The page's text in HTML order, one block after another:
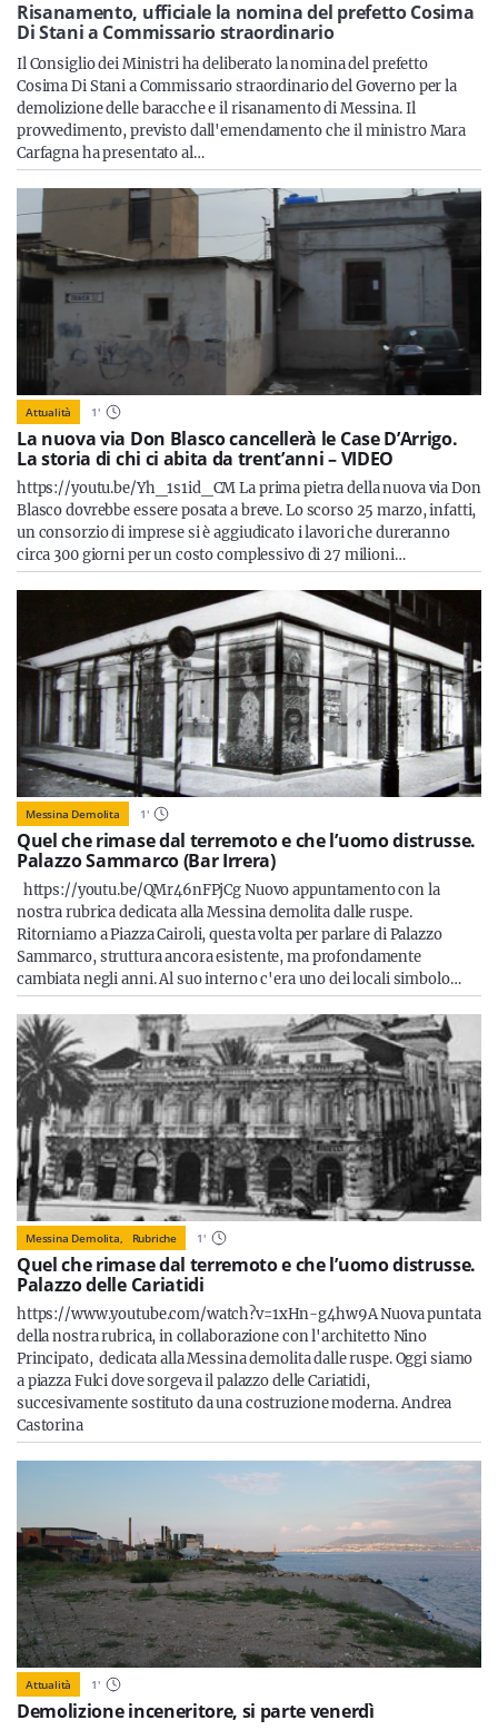
Servizi
Resta sempre aggiornato con le ultime news, iscriviti alla
nostra newsletter
Iscriviti
Risanamento, ufficiale la nomina del prefetto Cosima
Di Stani a Commissario straordinario
Il Consiglio dei Ministri ha deliberato la nomina del prefetto
Cosima Di Stani a Commissario straordinario del Governo per la
demolizione delle baracche e il risanamento di Messina. Il
provvedimento, previsto dall'emendamento che il ministro Mara
Carfagna ha presentato al…
Attualità 1'
La nuova via Don Blasco cancellerà le Case D’Arrigo.
La storia di chi ci abita da trent’anni – VIDEO
https://youtu.be/Yh_1s1id_CM La prima pietra della nuova via Don
Blasco dovrebbe essere posata a breve. Lo scorso 25 marzo, infatti,
un consorzio di imprese si è aggiudicato i lavori che dureranno
circa 300 giorni per un costo complessivo di 27 milioni…
Messina Demolita 1'
Quel che rimase dal terremoto e che l’uomo distrusse.
Palazzo Sammarco (Bar Irrera)
https://youtu.be/QMr46nFPjCg Nuovo appuntamento con la
nostra rubrica dedicata alla Messina demolita dalle ruspe.
Ritorniamo a Piazza Cairoli, questa volta per parlare di Palazzo
Sammarco, struttura ancora esistente, ma profondamente
cambiata negli anni. Al suo interno c'era uno dei locali simbolo…
Messina Demolita, Rubriche 1'
Quel che rimase dal terremoto e che l’uomo distrusse.
Palazzo delle Cariatidi
https://www.youtube.com/watch?v=1xHn-g4hw9A Nuova puntata
della nostra rubrica, in collaborazione con l'architetto Nino
Principato, dedicata alla Messina demolita dalle ruspe. Oggi siamo
a piazza Fulci dove sorgeva il palazzo delle Cariatidi,
succesivamente sostituto da una costruzione moderna. Andrea
Castorina
Attualità 1'
Demolizione inceneritore, si parte venerdì